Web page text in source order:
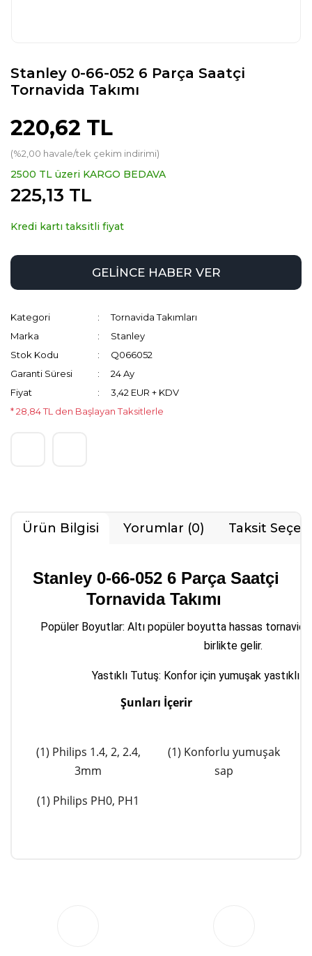
Stanley 0-66-052 6 Parça Saatçi
Tornavida Takımı
220,62 TL
(%2,00 havale/tek çekim indirimi)
2500 TL üzeri KARGO BEDAVA
225,13 TL
Kredi kartı taksitli fiyat
GELİNCE HABER VER
Kategori
Tornavida Takımları
Marka
Stanley
Stok Kodu
Q066052
Garanti Süresi
24 Ay
Fiyat
3,42 EUR + KDV
* 28,84 TL den Başlayan Taksitlerle
Ürün Bilgisi Yorumlar (0) Taksit
Stanley 0-66-052 6 Parça Saatçi
Tornavida Takımı
Popüler Boyutlar: Altı popüler boyutta hassas
birlikte gelir.
Yastıklı Tutuş: Konfor için yumuşak yastıklı
Şunları İçerir
(1) Philips 1.4, 2, 2.4,
3mm
(1) Philips PH0, PH1
(1) Konforlu yumuşak
sap